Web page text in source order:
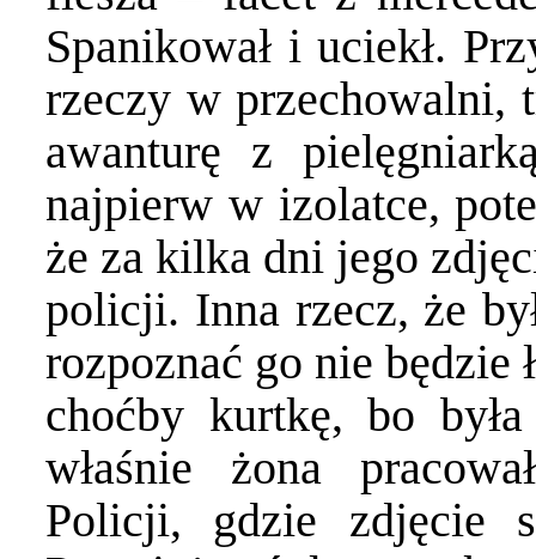
Spanikował i uciekł.
rzeczy w przechowalni,
awanturę z
najpierw w izolatce,
że za kilka dni jego
policji. Inna rzecz, że
rozpoznać go nie będzie
choćby kurtkę, bo
właśnie żona
Policji, gdzie zdjęcie